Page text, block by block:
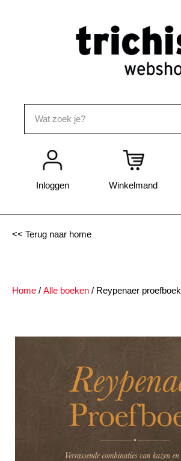
Inloggen Winkelmand
<< Terug naar home
Home / Alle boeken / Reypenaer proefboek